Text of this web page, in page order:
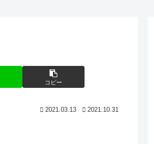
コピー
2021.03.13 2021.10.31